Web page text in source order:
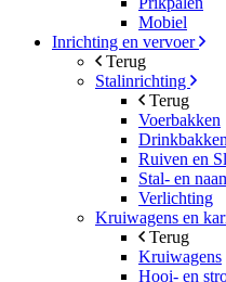
Mobiel
Inrichting en vervoer
Terug
Stalinrichting
Terug
Voerbakken
Drinkbakken
Ruiven en
Stal- en
Verlichting
Kruiwagens en
Terug
Kruiwagens
Hooi- en